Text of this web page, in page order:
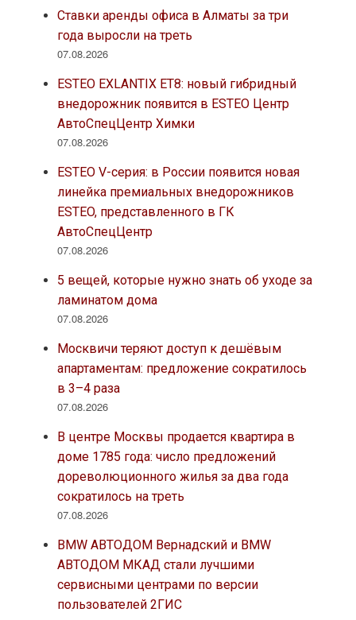
Ставки аренды офиса в Алматы за три
года выросли на треть
07.08.2026
ESTEO EXLANTIX ET8: новый гибридный
внедорожник появится в ESTEO Центр
АвтоСпецЦентр Химки
07.08.2026
ESTEO V-серия: в России появится новая
линейка премиальных внедорожников
ESTEO, представленного в ГК
АвтоСпецЦентр
07.08.2026
5 вещей, которые нужно знать об уходе за
ламинатом дома
07.08.2026
Москвичи теряют доступ к дешёвым
апартаментам: предложение сократилось
в 3–4 раза
07.08.2026
В центре Москвы продается квартира в
доме 1785 года: число предложений
дореволюционного жилья за два года
сократилось на треть
07.08.2026
BMW АВТОДОМ Вернадский и BMW
АВТОДОМ МКАД стали лучшими
сервисными центрами по версии
пользователей 2ГИС